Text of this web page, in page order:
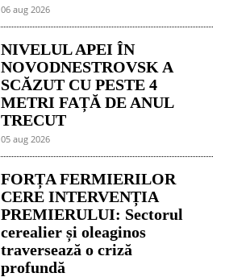
06 aug 2026
NIVELUL APEI ÎN
NOVODNESTROVSK A
SCĂZUT CU PESTE 4
METRI FAȚĂ DE ANUL
TRECUT
05 aug 2026
FORȚA FERMIERILOR
CERE INTERVENȚIA
PREMIERULUI: Sectorul
cerealier și oleaginos
traversează o criză
profundă